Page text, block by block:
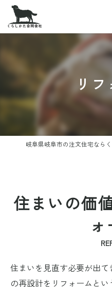
リ
住まいの価
住まいを見直す必要が出
の再設計をリフォームと